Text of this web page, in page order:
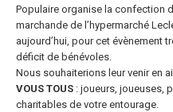
Populaire organise la confection
marchande de l’hypermarché
aujourd’hui, pour cet évènement
déficit de bénévoles.
Nous souhaiterions leur venir en
VOUS TOUS : joueurs, joueuses,
charitables de votre entourage.